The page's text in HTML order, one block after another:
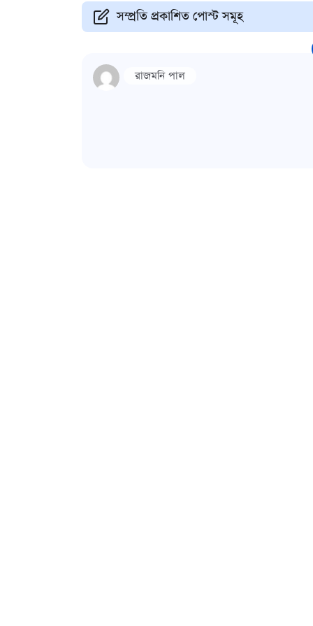
সম্প্রতি প্রকাশিত পোস্ট সমূহ
রাজমনি পাল